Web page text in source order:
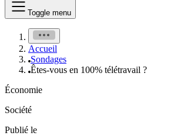
Toggle menu
Accueil
Sondages
Êtes-vous en 100% télétravail ?
Économie
Société
Publié le